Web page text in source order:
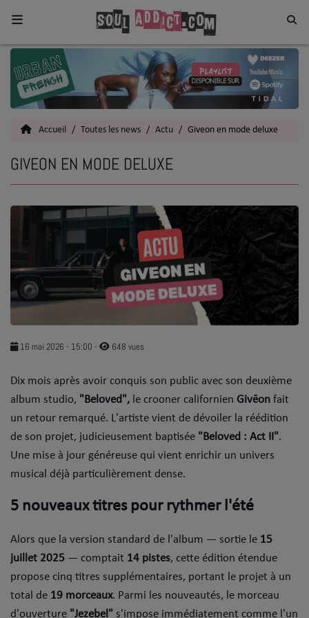
Home
Toutes les News
Actu
Top 5
5 bonnes raisons
Dans la Street
C quoi ton Actu ?
Dans ton Téléphone
Mic 2 Rue
Première Fois
URBAN CULTURE
Sport
Accueil Toutes les news Actu Giveon en mode deluxe
GIVEON EN MODE DELUXE
16 mai 2026 - 15:00 - 648 vues
​Dix mois après avoir conquis son public avec son deuxième
album studio, "Beloved", le crooner californien Givēon fait
un retour remarqué. L'artiste vient de dévoiler la réédition
de son projet, judicieusement baptisée "Beloved : Act II".
Une mise à jour généreuse qui vient enrichir un univers
musical déjà particulièrement dense.
5 nouveaux titres pour rythmer l'été
Alors que la version standard de l'album — sortie le 15
juillet 2025 — comptait 14 pistes, cette édition étendue
propose cinq titres supplémentaires, portant le projet à un
total de 19 morceaux. ​Parmi les nouveautés, le morceau
d'ouverture "Jezebel" s'impose immédiatement comme l'un